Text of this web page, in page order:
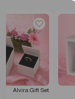
Alvira Gift Set